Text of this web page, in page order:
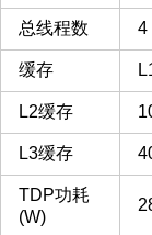
总线程数 4
缓存
L2缓存
L3缓存
TDP功耗
(W)